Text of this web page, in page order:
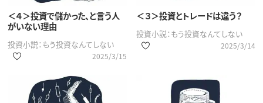
＜４＞投資で儲かった、と言う人
がいない理由
投資小説：もう投資なんてしない
2025/3/15
＜３＞投資とトレードは違う？
投資小説：もう投資なんてしない
2025/3/14